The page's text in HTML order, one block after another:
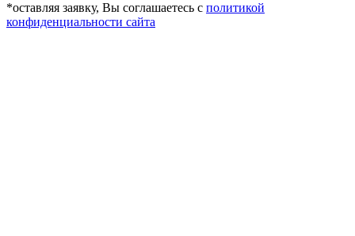
*оставляя заявку, Вы соглашаетесь с политикой
конфиденциальности сайта